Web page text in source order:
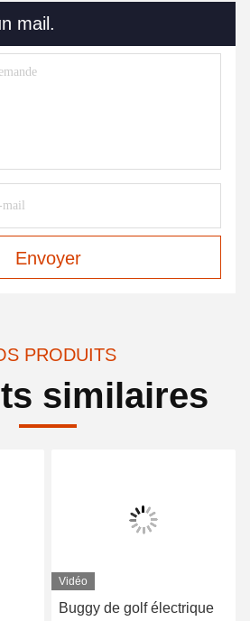
mail.
Envoyer
PRODUITS
similaires
Vidéo
Buggy de golf électrique